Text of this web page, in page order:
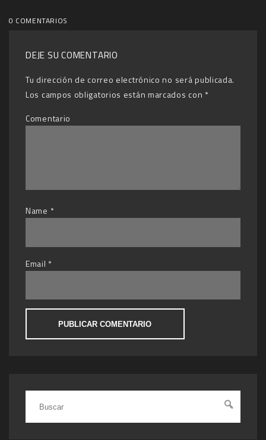
0 COMENTARIOS
DEJE SU COMENTARIO
Tu dirección de correo electrónico no será publicada.
Los campos obligatorios están marcados con *
Comentario
Name *
Email *